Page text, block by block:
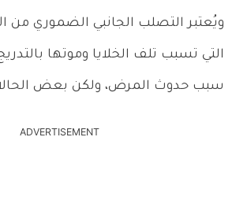
ويُعتبر التصلب الجانبي الضموري من
التي تسبب تلف الخلايا وموتها
سبب حدوث المرض، ولكن بعض
ADVERTISEMENT